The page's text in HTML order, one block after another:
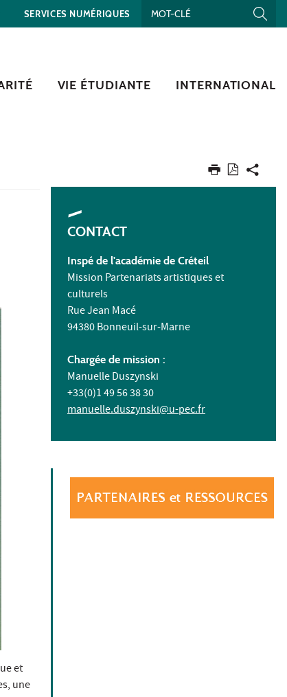
SERVICES NUMÉRIQUES
VIE ÉTUDIANTE INTERNATIONAL
et
une
CONTACT
Inspé de l'académie de Créteil
Mission Partenariats artistiques et
culturels
Rue Jean Macé
94380 Bonneuil-sur-Marne
Chargée de mission :
Manuelle Duszynski
+33(0)1 49 56 38 30
manuelle.duszynski@u-pec.fr